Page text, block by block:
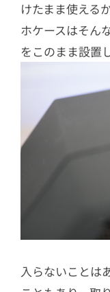
けたまま使える
ホケースはそん
をこのまま設置
入らないことは